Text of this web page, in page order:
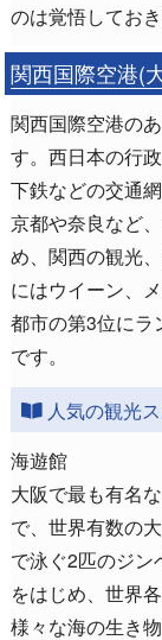
のは覚悟しておき
関西国際空港(
関西国際空港の
す。西日本の行
下鉄などの交通
京都や奈良など
め、関西の観光
にはウイーン、
都市の第3位にラ
です。
人気の観光
海遊館
大阪で最も有名
で、世界有数の
で泳ぐ2匹のジ
をはじめ、世界
様々な海の生き